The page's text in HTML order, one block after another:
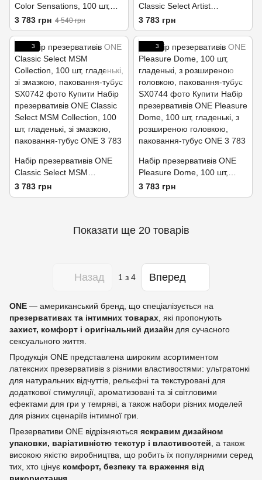
Color Sensations, 100 шт,
кольорові, 10 кольорів, зі
змазкою, паковання-тубус
3 783 грн 4 540 грн
Classic Select Artist
Collection, 100 шт, зі
змазкою, паковання-тубус
3 783 грн
3
Набір презервативів ONE
Classic Select MSM
Collection, 100 шт, гладенькі,
зі змазкою, паковання-тубус
3 783 грн
3
Набір презервативів ONE
Pleasure Dome, 100 шт,
гладенькі, з розширеною
головкою, паковання-тубус
3 783 грн
Показати ще 20 товарів
Назад 1 з 4 Вперед
ONE — американський бренд, що спеціалізується на
презервативах та інтимних товарах , які пропонують
захист, комфорт і оригінальний дизайн для сучасного
сексуального життя.
Продукція ONE представлена широким асортиментом
латексних презервативів з різними властивостями: ультратонкі
для натуральних відчуттів, рельєфні та текстуровані для
додаткової стимуляції, ароматизовані та зі світловими
ефектами для гри у темряві, а також набори різних моделей
для різних сценаріїв інтимної гри.
Презервативи ONE відрізняються яскравим дизайном
упаковки, варіативністю текстур і властивостей , а також
високою якістю виробництва, що робить їх популярними серед
тих, хто цінує комфорт, безпеку та враження від